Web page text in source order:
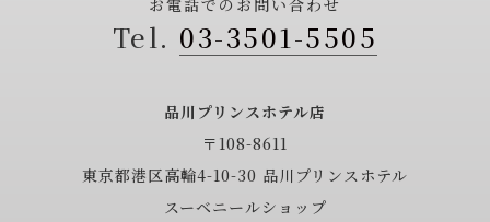
お電話でのお問い合わせ
03-3501-5505
品川プリンスホテル店
〒108-8611
東京都港区高輪4-10-30 品川プリンスホテル
スーベニールショップ